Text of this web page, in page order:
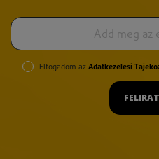
Elfogadom az Adatkezelési